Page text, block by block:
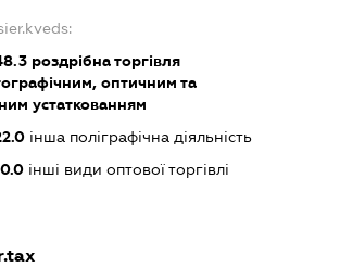
роздрібна торгівля
оптичним та
устаткованням
інша поліграфічна діяльність
інші види оптової торгівлі